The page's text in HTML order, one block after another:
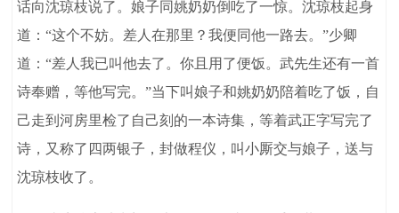
话向沈琼枝说了。娘子同姚奶奶倒吃了一惊。沈琼枝起身
道：“这个不妨。差人在那里？我便同他一路去。”少卿
道：“差人我已叫他去了。你且用了便饭。武先生还有一首
诗奉赠，等他写完。”当下叫娘子和姚奶奶陪着吃了饭，自
己走到河房里检了自己刻的一本诗集，等着武正字写完了
诗，又称了四两银子，封做程仪，叫小厮交与娘子，送与
沈琼枝收了。